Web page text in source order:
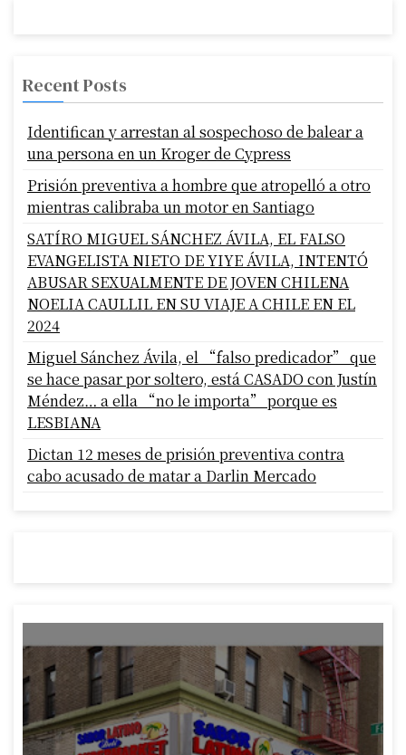
Recent Posts
Identifican y arrestan al sospechoso de balear a
una persona en un Kroger de Cypress
Prisión preventiva a hombre que atropelló a otro
mientras calibraba un motor en Santiago
SATÍRO MIGUEL SÁNCHEZ ÁVILA, EL FALSO
EVANGELISTA NIETO DE YIYE ÁVILA, INTENTÓ
ABUSAR SEXUALMENTE DE JOVEN CHILENA
NOELIA CAULLIL EN SU VIAJE A CHILE EN EL
2024
Miguel Sánchez Ávila, el “falso predicador” que
se hace pasar por soltero, está CASADO con Justín
Méndez… a ella “no le importa” porque es
LESBIANA
Dictan 12 meses de prisión preventiva contra
cabo acusado de matar a Darlin Mercado